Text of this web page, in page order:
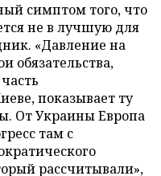
симптом того, что
не в лучшую для
«Давление на
обязательства,
показывает ту
От Украины Европа
там с
рассчитывали»,